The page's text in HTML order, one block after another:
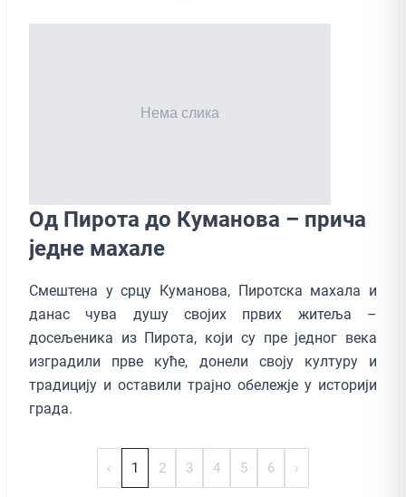
Од Пиротa до Кумановa – прича
једне махале
Смештена у срцу Куманова, Пиротска махала и
данас чува душу својих првих житеља –
досељеника из Пирота, који су пре једног века
изградили прве куће, донели своју културу и
традицију и оставили трајно обележје у историји
града.
‹ 1 2 3 4 5 6 ›